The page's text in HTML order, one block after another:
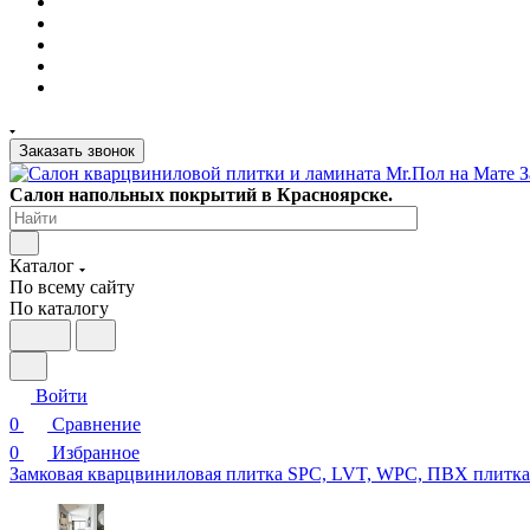
Заказать звонок
Салон напольных покрытий в Красноярске.
Каталог
По всему сайту
По каталогу
Войти
0
Сравнение
0
Избранное
Замковая кварцвиниловая плитка SPC, LVT, WPC, ПВХ